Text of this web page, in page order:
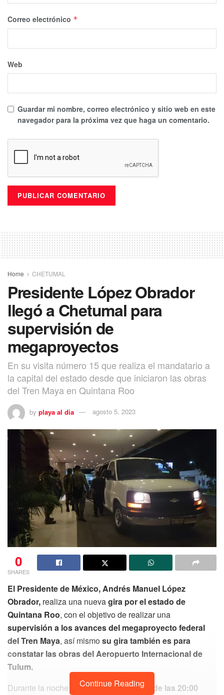
Correo electrónico *
Web
Guardar mi nombre, correo electrónico y sitio web en este
navegador para la próxima vez que haga un comentario.
Home CHETUMAL
Presidente López Obrador
llegó a Chetumal para
supervisión de
megaproyectos
En su visita número 15 que realiza el mandatario a
la capital del estado desde que iniciaron las obras
del Tren Maya en Quintana Roo
by playa al dia agosto 5, 2023
0
SHARES
El Presidente de México, Andrés Manuel López
Obrador, realiza una nuevagira por el estado de
Quintana Roo, con el objetivo de realizar una
supervisión a los avances del megaproyecto federal
del Tren Maya, así mismo su gira también es para
constatar las obras del Aeropuerto Internacional de
Tulum.
Durante la noche deayer viernes cerca de las 20:00
Continue Reading